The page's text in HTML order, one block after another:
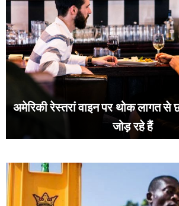
अमेरिकी रेस्तरां वाइन पर थोक लागत से
जोड़ रहे हैं